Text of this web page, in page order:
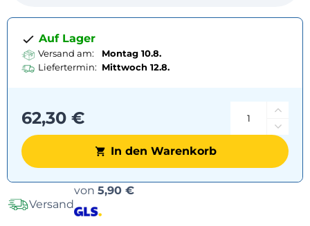
Auf Lager
Versand am:
Montag 10.8.
Liefertermin: Mittwoch 12.8.
62,30 €
In den Warenkorb
Versand
von 5,90 €